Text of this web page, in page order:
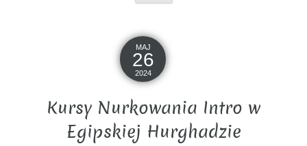
MAJ
26
2024
Kursy Nurkowania Intro w
Egipskiej Hurghadzie